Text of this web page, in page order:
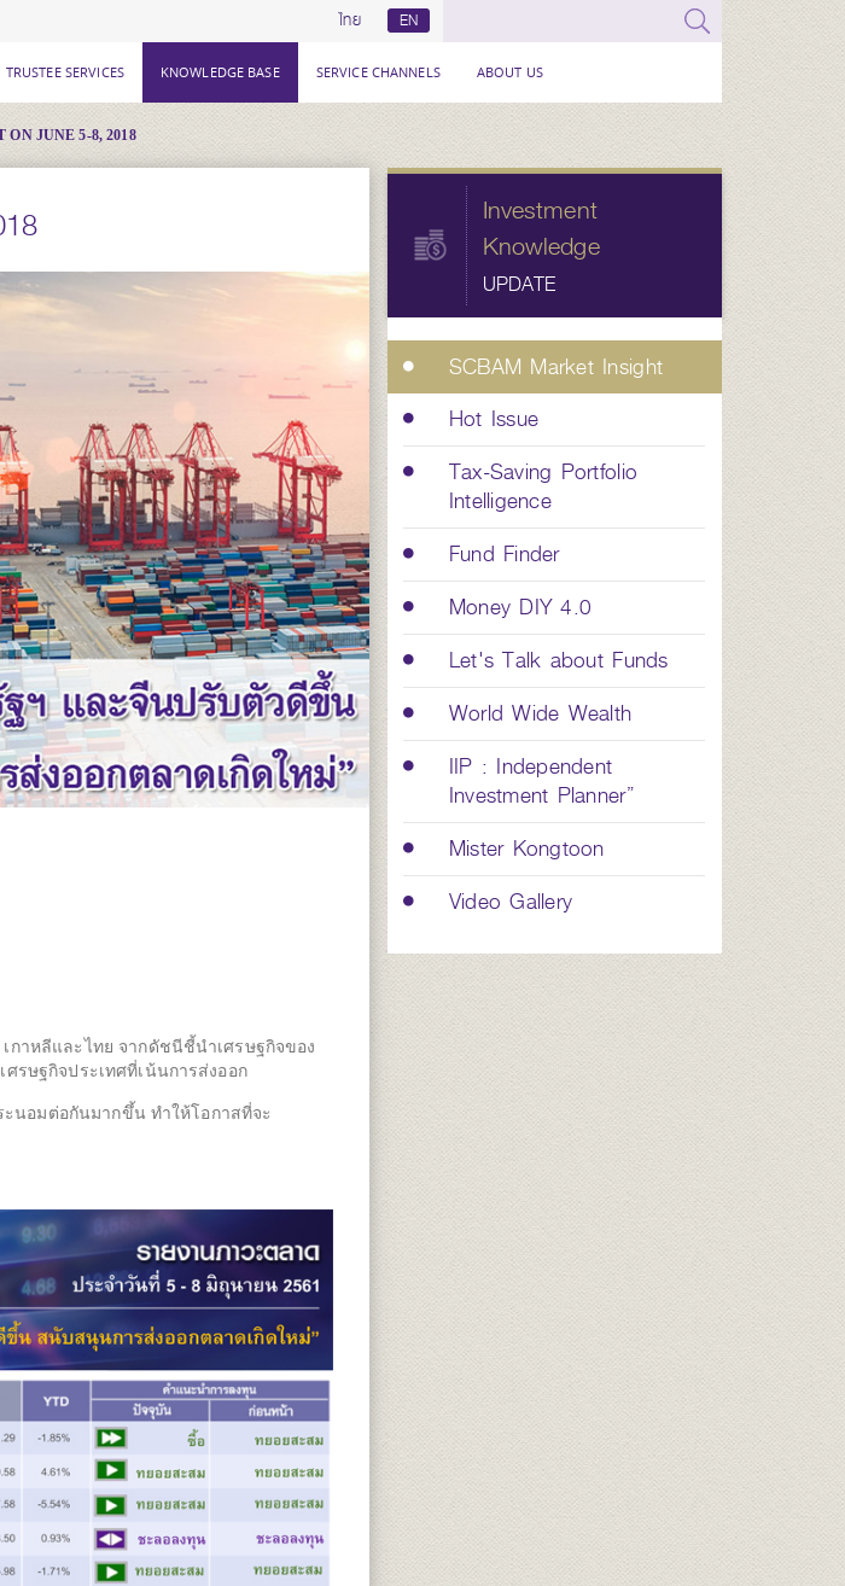
ไทย EN
TRUSTEE SERVICES KNOWLEDGE BASE SERVICE CHANNELS ABOUT US
JUNE 5-8, 2018
าหลีและไทย จากดัชนีชี้นำเศรษฐกิจของ
รษฐกิจประเทศที่เน้นการส่งออก
อมต่อกันมากขึ้น ทำให้โอกาสที่จะ
Investment
Knowledge
UPDATE
SCBAM Market Insight
Hot Issue
Tax-Saving Portfolio
Intelligence
Fund Finder
Money DIY 4.0
Let's Talk about Funds
World Wide Wealth
IIP : Independent
Investment Planner”
Mister Kongtoon
Video Gallery